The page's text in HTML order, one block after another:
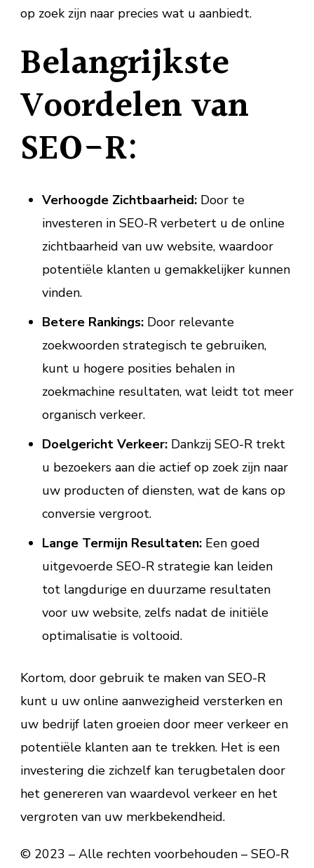
op zoek zijn naar precies wat u aanbiedt.
Belangrijkste
Voordelen van
SEO-R:
Verhoogde Zichtbaarheid:Door te
investeren in SEO-R verbetert u de online
zichtbaarheid van uw website, waardoor
potentiële klanten u gemakkelijker kunnen
vinden.
Betere Rankings:Door relevante
zoekwoorden strategisch te gebruiken,
kunt u hogere posities behalen in
zoekmachine resultaten, wat leidt tot meer
organisch verkeer.
Doelgericht Verkeer:Dankzij SEO-R trekt
u bezoekers aan die actief op zoek zijn naar
uw producten of diensten, wat de kans op
conversie vergroot.
Lange Termijn Resultaten:Een goed
uitgevoerde SEO-R strategie kan leiden
tot langdurige en duurzame resultaten
voor uw website, zelfs nadat de initiële
optimalisatie is voltooid.
Kortom, door gebruik te maken van SEO-R
kunt u uw online aanwezigheid versterken en
uw bedrijf laten groeien door meer verkeer en
potentiële klanten aan te trekken. Het is een
investering die zichzelf kan terugbetalen door
het genereren van waardevol verkeer en het
vergroten van uw merkbekendheid.
© 2023 – Alle rechten voorbehouden – SEO-R